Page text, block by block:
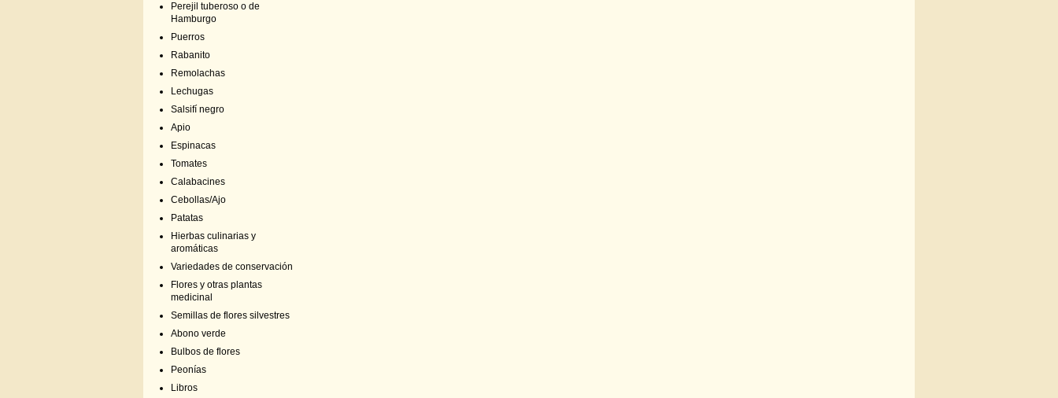
Perejil tuberoso o de
Hamburgo
Puerros
Rabanito
Remolachas
Lechugas
Salsifí negro
Apio
Espinacas
Tomates
Calabacines
Cebollas/Ajo
Patatas
Hierbas culinarias y
aromáticas
Variedades de conservación
Flores y otras plantas
medicinal
Semillas de flores silvestres
Abono verde
Bulbos de flores
Peonías
Libros